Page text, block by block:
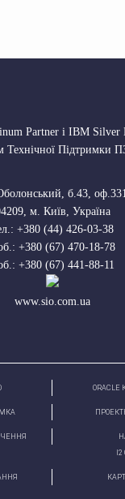
Partner і IBM Silver
Технічної Підтримки
б.43, оф.331
, м. Київ, Україна
+380 (44) 426-03-38
+380 (67) 470-18-78
+380 (67) 441-88-11
www.sio.com.ua